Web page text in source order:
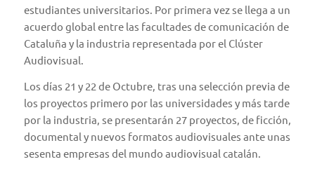
estudiantes universitarios. Por primera vez se llega a un
acuerdo global entre las facultades de comunicación de
Cataluña y la industria representada por el Clúster
Audiovisual.
Los días 21 y 22 de Octubre, tras una selección previa de
los proyectos primero por las universidades y más tarde
por la industria, se presentarán 27 proyectos, de ficción,
documental y nuevos formatos audiovisuales ante unas
sesenta empresas del mundo audiovisual catalán.